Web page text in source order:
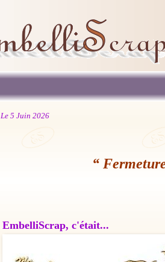
Le 5 Juin 2026
“
EmbelliScrap, c'était...